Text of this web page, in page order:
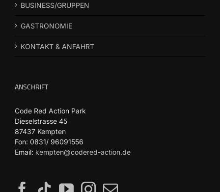
BUSINESS/GRUPPEN
GASTRONOMIE
KONTAKT & ANFAHRT
ANSCHRIFT
Code Red Action Park
Dieselstrasse 45
87437 Kempten
Fon: 0831/ 96091556
Email: kempten@codered-action.de